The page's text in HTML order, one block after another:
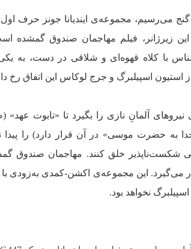
می‌رسیم، مجموعه‌ی ایندیانا جونز حرف
این زیرژانر، فیلم مهاجمان صندوق گمشده
با کلاه قهوه‌ای و شلاقی در دست، به
استیون اسپیلبرگ و جرج لوکاس این اتفاق رخ
نیروهای آلمانِ نازی را بگیرد تا «تابوت
حضرت موسی» در آن قرار دارد) را پیدا
شکست‌ناپذیر خلق کنند. مهاجمان صندوق
می‌گیرد. این مجموعه‌ی اکشن-کمدی به‌زودی
نخواهد بود.